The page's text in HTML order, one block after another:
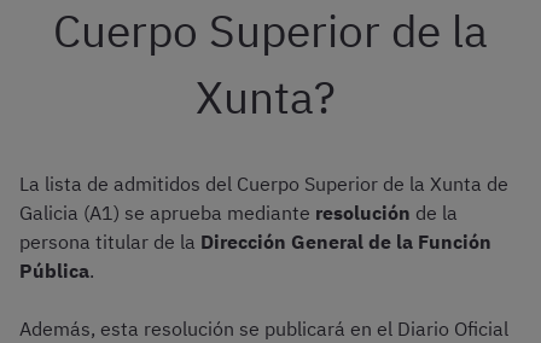
Cuerpo Superior de la
Xunta?
La lista de admitidos del Cuerpo Superior de la Xunta de
Galicia (A1) se aprueba mediante resolución de la
persona titular de la Dirección General de la Función
Pública.
Además, esta resolución se publicará en el Diario Oficial